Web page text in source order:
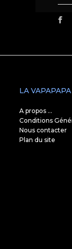
LA VAPAPAPA
A propos ...
Conditions
Nous contacter
Plan du site